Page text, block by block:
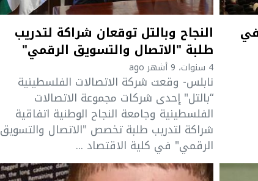
في النجاح وبالتل توقعان شراكة لتدريب
طلبة "الاتصال والتسويق الرقمي"
4 سنوات، 9 أشهر ago
نابلس- وقعت شركة الاتصالات الفلسطينية
“بالتل" إحدى شركات مجموعة الاتصالات
الفلسطينية وجامعة النجاح الوطنية اتفاقية
شراكة لتدريب طلبة تخصص "الاتصال والتسويق
الرقمي" في كلية الاقتصاد ...